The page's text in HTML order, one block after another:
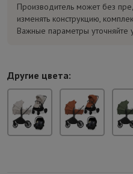
Производитель может без
изменять конструкцию,
Важные параметры уточняйте
Другие цвета: